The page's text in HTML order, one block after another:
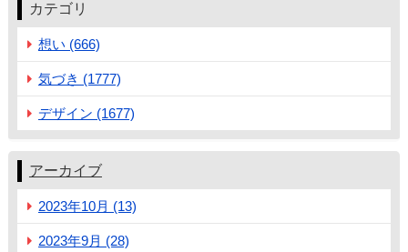
カテゴリ
想い (666)
気づき (1777)
デザイン (1677)
アーカイブ
2023年10月 (13)
2023年9月 (28)